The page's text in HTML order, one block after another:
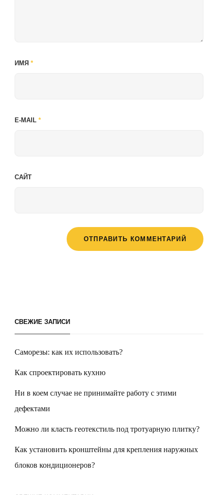
ИМЯ *
E-MAIL *
САЙТ
СВЕЖИЕ ЗАПИСИ
Саморезы: как их использовать?
Как спроектировать кухню
Ни в коем случае не принимайте работу с этими
дефектами
Можно ли класть геотекстиль под тротуарную плитку?
Как установить кронштейны для крепления наружных
блоков кондиционеров?